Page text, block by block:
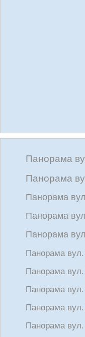
Панорама
Панорама
Панорама
Панорама
Панорама
Панорама вул.
Панорама вул.
Панорама вул.
Панорама
Панорама вул.